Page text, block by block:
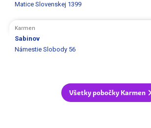
Matice Slovenskej 1399
Karmen
Sabinov
Námestie Slobody 56
Všetky pobočky Karmen